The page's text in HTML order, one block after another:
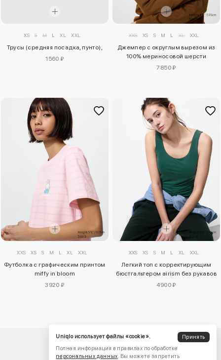
XS S M L XL XXL
Трусы (средняя посадка, пунто),
1560 ₽
XXS XS S M L XL XXL
Джемпер с округлым вырезом из
100% мериносовой шерсти
7850 ₽
XXS XS S M L XL XXL
Футболка с графическим принтом
miffy in bloom
3920 ₽
XXS XS S M L XL XXL
Легкий топ с корректирующим
бюстгальтером airism без рукавов
4900 ₽
Uniqlo использует файлы «cookie».
Принять
Полная информация в правилах по обработке
персональных данных. Вы можете запретить